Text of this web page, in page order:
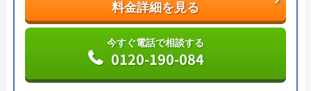
トラブルの原因や作業例などが分かりやすく記載さ
れており、依頼の際も安心できますね。候補のひと
つにしてみてください。
料金詳細を見る
今すぐ電話で相談する
0120-190-084